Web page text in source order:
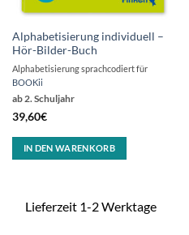
Alphabetisierung individuell –
Hör-Bilder-Buch
ab 2. Schuljahr
39,60€
Alphabetisierung sprachcodiert für
BOOKii
IN DEN WARENKORB
Lieferzeit 1-2 Werktage